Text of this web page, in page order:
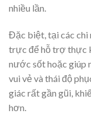
nhiều lần.
Đặc biệt, tại các chi
trực để hỗ trợ thực
nước sốt hoặc giúp
vui vẻ và thái độ
giác rất gần gũi,
hơn.